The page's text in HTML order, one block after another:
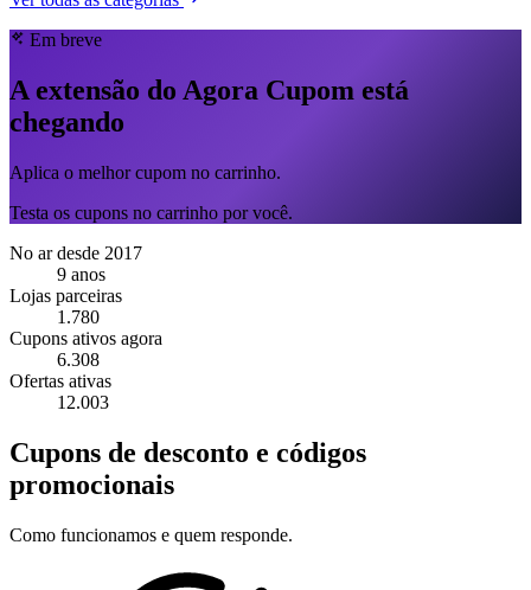
Em breve
A extensão do Agora Cupom está
chegando
Aplica o melhor cupom no carrinho.
Testa os cupons no carrinho por você.
No ar desde 2017
9 anos
Lojas parceiras
1.780
Cupons ativos agora
6.308
Ofertas ativas
12.003
Cupons de desconto e códigos
promocionais
Como funcionamos e quem responde.